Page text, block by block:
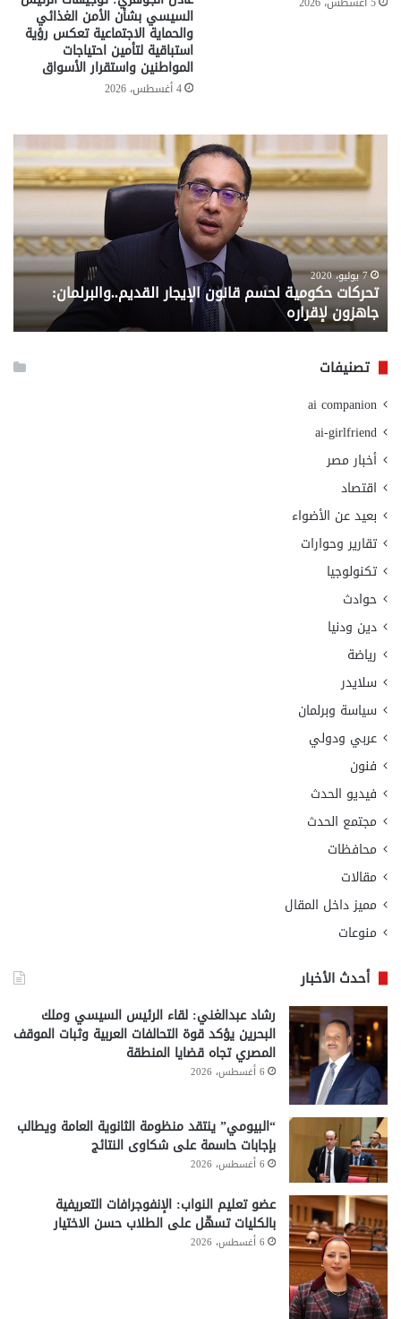
السيسي بشأن الأمن الغذائي
والحماية الاجتماعية تعكس رؤية
استباقية لتأمين احتياجات
المواطنين واستقرار الأسواق
4 أغسطس، 2026
تحركات
حكومية
لحسم
قانون
القديم..والبرلمان:
جاهزون
لإقراره
7 يوليو، 2020
تحركات حكومية لحسم قانون الإيجار القديم..والبرلمان:
جاهزون لإقراره
..
من
تصنيفات
ai companion
ai-girlfriend
أخبار مصر
اقتصاد
بعيد عن الأضواء
تقارير وحوارات
تكنولوجيا
حوادث
دين ودنيا
رياضة
سلايدر
سياسة وبرلمان
عربي ودولي
فنون
فيديو الحدث
مجتمع الحدث
محافظات
مقالات
مميز داخل المقال
منوعات
أحدث الأخبار
رشاد عبدالغني: لقاء الرئيس السيسي وملك
البحرين يؤكد قوة التحالفات العربية وثبات الموقف
المصري تجاه قضايا المنطقة
6 أغسطس، 2026
“البيومي” ينتقد منظومة الثانوية العامة ويطالب
بإجابات حاسمة على شكاوى النتائج
6 أغسطس، 2026
عضو تعليم النواب: الإنفوجرافات التعريفية
بالكليات تسهّل على الطلاب حسن الاختيار
6 أغسطس، 2026